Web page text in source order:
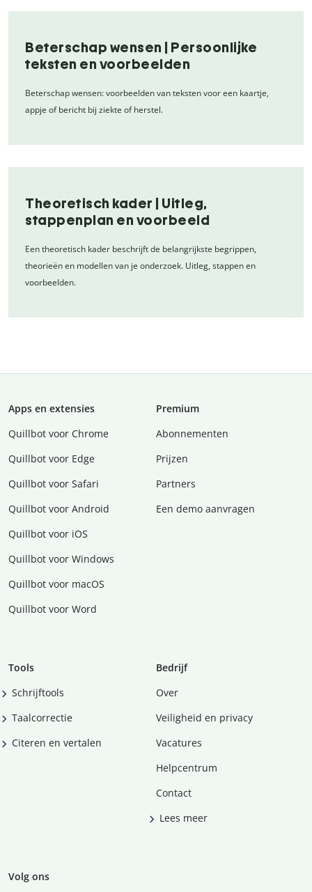
Beterschap wensen | Persoonlijke
teksten en voorbeelden
Beterschap wensen: voorbeelden van teksten voor een kaartje,
appje of bericht bij ziekte of herstel.
Theoretisch kader | Uitleg,
stappenplan en voorbeeld
Een theoretisch kader beschrijft de belangrijkste begrippen,
theorieën en modellen van je onderzoek. Uitleg, stappen en
voorbeelden.
Apps en extensies
Quillbot voor Chrome
Quillbot voor Edge
Quillbot voor Safari
Quillbot voor Android
Quillbot voor iOS
Quillbot voor Windows
Quillbot voor macOS
Quillbot voor Word
Premium
Abonnementen
Prijzen
Partners
Een demo aanvragen
Tools
Schrijftools
Taalcorrectie
Citeren en vertalen
Bedrijf
Over
Veiligheid en privacy
Vacatures
Helpcentrum
Contact
Lees meer
Volg ons